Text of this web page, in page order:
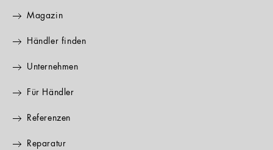
Magazin
Händler finden
Unternehmen
Für Händler
Referenzen
Reparatur